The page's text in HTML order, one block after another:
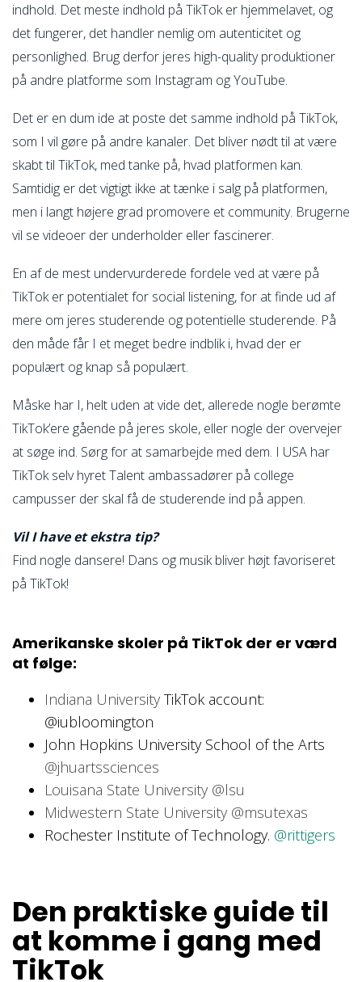
indhold. Det meste indhold på TikTok er hjemmelavet, og
det fungerer, det handler nemlig om autenticitet og
personlighed. Brug derfor jeres high-quality produktioner
på andre platforme som Instagram og YouTube.
Det er en dum ide at poste det samme indhold på TikTok,
som I vil gøre på andre kanaler. Det bliver nødt til at være
skabt til TikTok, med tanke på, hvad platformen kan.
Samtidig er det vigtigt ikke at tænke i salg på platformen,
men i langt højere grad promovere et community. Brugerne
vil se videoer der underholder eller fascinerer.
En af de mest undervurderede fordele ved at være på
TikTok er potentialet for social listening, for at finde ud af
mere om jeres studerende og potentielle studerende. På
den måde får I et meget bedre indblik i, hvad der er
populært og knap så populært.
Måske har I, helt uden at vide det, allerede nogle berømte
TikTok’ere gående på jeres skole, eller nogle der overvejer
at søge ind. Sørg for at samarbejde med dem. I USA har
TikTok selv hyret Talent ambassadører på college
campusser der skal få de studerende ind på appen.
Vil I have et ekstra tip?
Find nogle dansere! Dans og musik bliver højt favoriseret
på TikTok!
Amerikanske skoler på TikTok der er værd
at følge:
Indiana University TikTok account:
@iubloomington
John Hopkins University School of the Arts
@jhuartssciences
Louisana State University @lsu
Midwestern State University @msutexas
Rochester Institute of Technology. @rittigers
Den praktiske guide til
at komme i gang med
TikTok